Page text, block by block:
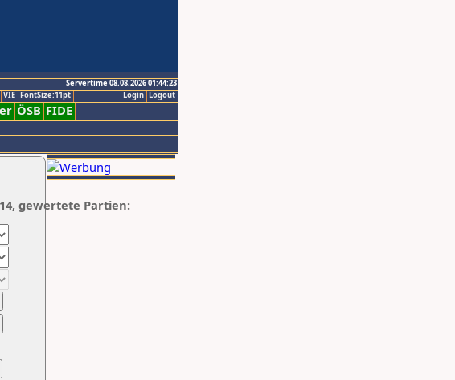
Servertime 08.08.2026 01:44:23
Logout
Login
VIE FontSize:11pt
ÖSB FIDE
gewertete Partien: